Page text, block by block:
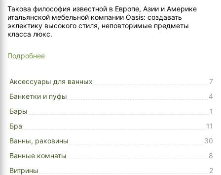
Такова философия известной в Европе, Азии и Америке
итальянской мебельной компании Oasis: создавать
эклектику высокого стиля, неповторимые предметы
класса люкс.
Подробнее
Аксессуары для ванных
7
Банкетки и пуфы
4
Бары
1
Бра
11
Ванны, раковины
30
Ванные комнаты
8
Витрины
2